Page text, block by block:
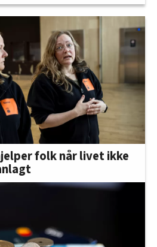
folk når livet ikke